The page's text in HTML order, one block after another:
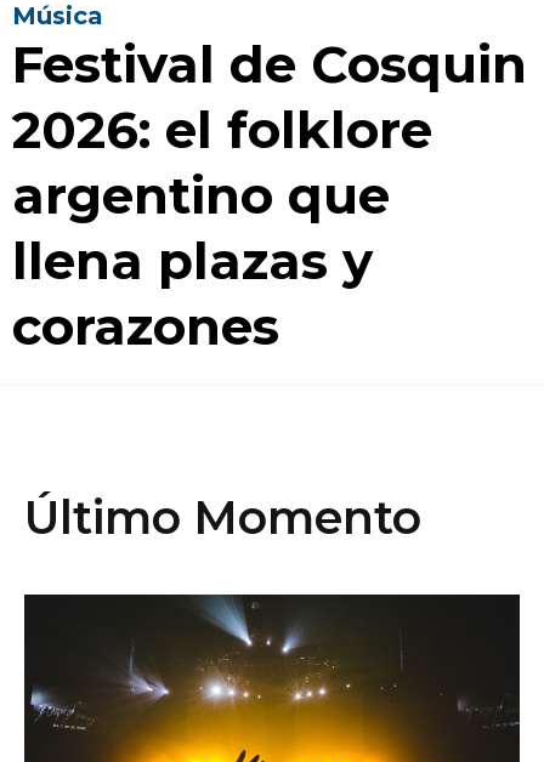
Música
Festival de Cosquin
2026: el folklore
argentino que
llena plazas y
corazones
Último Momento